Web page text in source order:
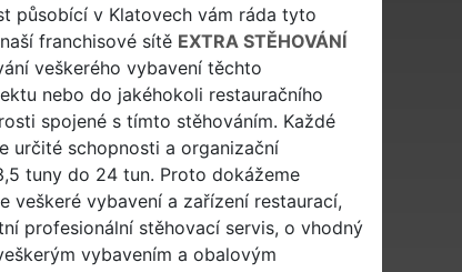
působící v Klatovech vám ráda tyto
franchisové sítě EXTRA STĚHOVÁNÍ
veškerého vybavení těchto
nebo do jakéhokoli restauračního
spojené s tímto stěhováním. Každé
určité schopnosti a organizační
tuny do 24 tun. Proto dokážeme
veškeré vybavení a zařízení restaurací,
profesionální stěhovací servis, o vhodný
vybavením a obalovým